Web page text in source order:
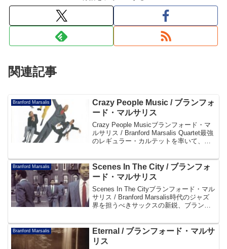
関連記事
Branford Marsalis
Crazy People Music / ブランフォ
ード・マルサリス
Crazy People Musicブランフォード・マ
ルサリス / Branford Marsalis Quartet最強
のレギュラー・カルテットを率いて、ブ
の高いストレート・アヘッドなジャズが
全編に...
Branford Marsalis
Scenes In The City / ブランフォ
ード・マルサリス
Scenes In The Cityブランフォード・マル
サリス / Branford Marsalis時代のジャズ
界を担うべきサックスの新鋭、ブランフ
既に弟ウイントン・マルサリスとの共
演、V・S・O・...
Branford Marsalis
Eternal / ブランフォード・マルサ
リス